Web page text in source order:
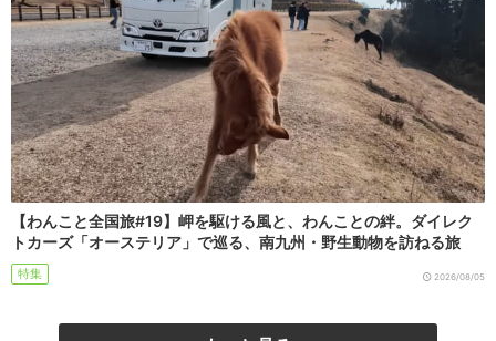
【わんこと全国旅#19】岬を駆ける風と、わんことの絆。ダイレク
トカーズ「オーステリア」で巡る、南九州・野生動物を訪ねる旅
特集 2026/08/05